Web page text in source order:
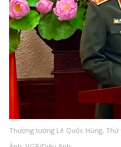
Thượng tướng Lê Quốc Hùng, Thứ